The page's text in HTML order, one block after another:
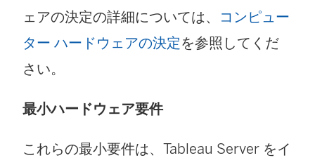
ェアの決定の詳細については、
コンピュー
ター ハードウェアの決定を参照してくだ
さい。
最小ハードウェア要件
これらの最小要件は、Tableau Server をイ